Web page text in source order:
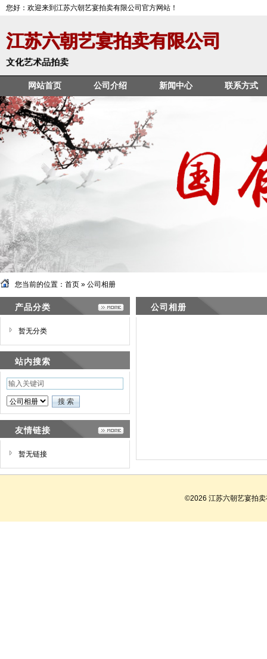
您好：欢迎来到江苏六朝艺宴拍卖有限公司官方网站！
江苏六朝艺宴拍卖有限公司
文化艺术品拍卖
网站首页 公司介绍 新闻中心 联系方式
您当前的位置： 首页 » 公司相册
产品分类
暂无分类
站内搜索
友情链接
暂无链接
公司相册
©2026 江苏六朝艺宴拍